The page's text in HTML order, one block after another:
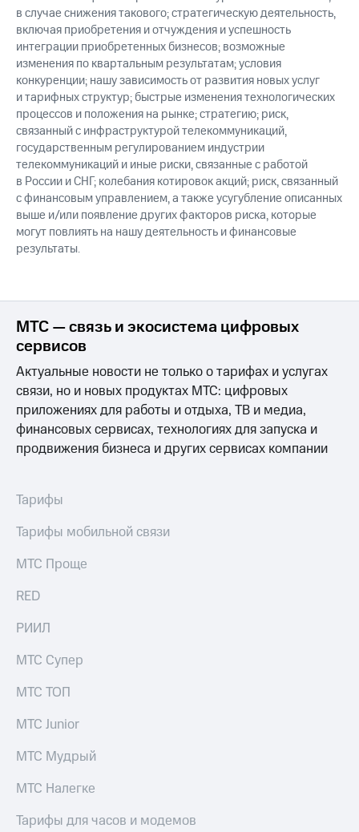
в случае снижения такового; стратегическую деятельность,
включая приобретения и отчуждения и успешность
интеграции приобретенных бизнесов; возможные
изменения по квартальным результатам; условия
конкуренции; нашу зависимость от развития новых услуг
и тарифных структур; быстрые изменения технологических
процессов и положения на рынке; стратегию; риск,
связанный с инфраструктурой телекоммуникаций,
государственным регулированием индустрии
телекоммуникаций и иные риски, связанные с работой
в России и СНГ; колебания котировок акций; риск, связанный
с финансовым управлением, а также усугубление описанных
выше и/или появление других факторов риска, которые
могут повлиять на нашу деятельность и финансовые
результаты.
МТС — связь и экосистема цифровых
сервисов
Актуальные новости не только о тарифах и услугах
связи, но и новых продуктах МТС: цифровых
приложениях для работы и отдыха, ТВ и медиа,
финансовых сервисах, технологиях для запуска и
продвижения бизнеса и других сервисах компании
Тарифы
Тарифы мобильной связи
МТС Проще
RED
РИИЛ
МТС Супер
МТС ТОП
МТС Junior
МТС Мудрый
МТС Налегке
Тарифы для часов и модемов